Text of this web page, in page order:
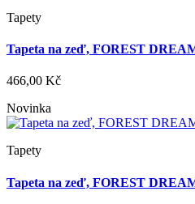
Tapety
Tapeta na zeď, FOREST
466,00 Kč
Novinka
Tapety
Tapeta na zeď, FOREST